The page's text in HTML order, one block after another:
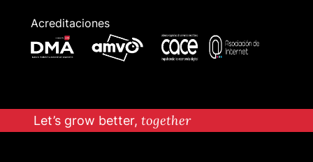
Acreditaciones
Let’s grow better, together